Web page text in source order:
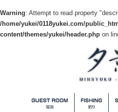
Warning: Attempt to read property
/home/yukei/0118yukei.com/
content/themes/yukei/header.php on